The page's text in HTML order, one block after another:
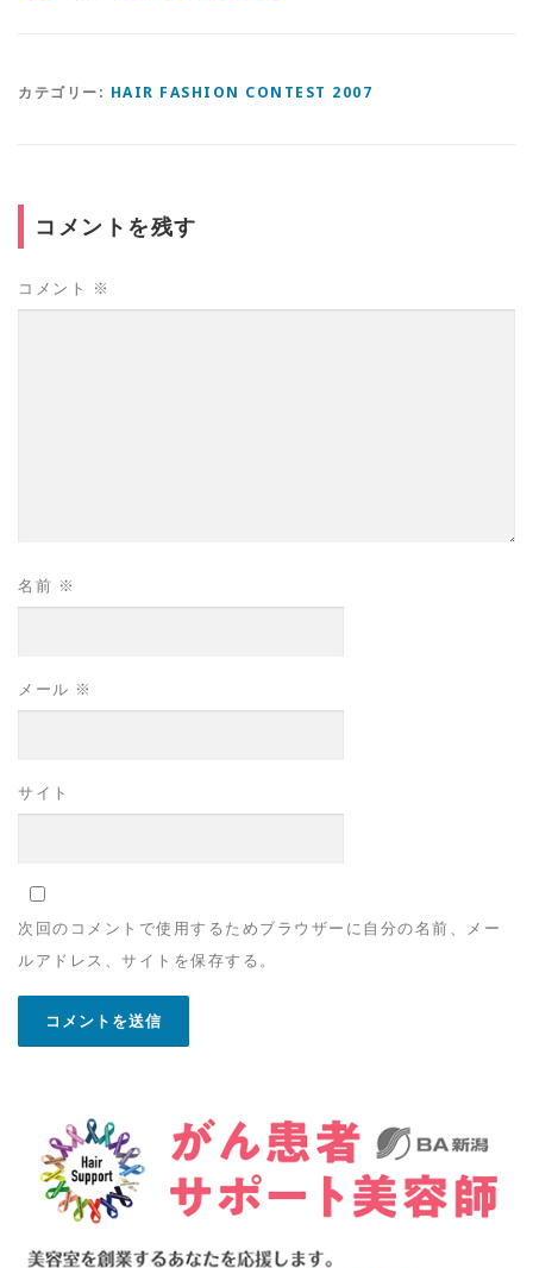
カテゴリー: HAIR FASHION CONTEST 2007
コメントを残す
コメント ※
名前 ※
メール ※
サイト
次回のコメントで使用するためブラウザーに自分の名前、メー
ルアドレス、サイトを保存する。